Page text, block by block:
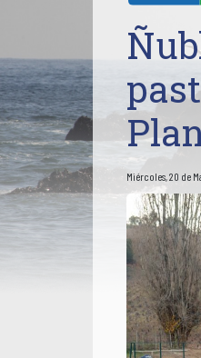
Miércoles, 20 de